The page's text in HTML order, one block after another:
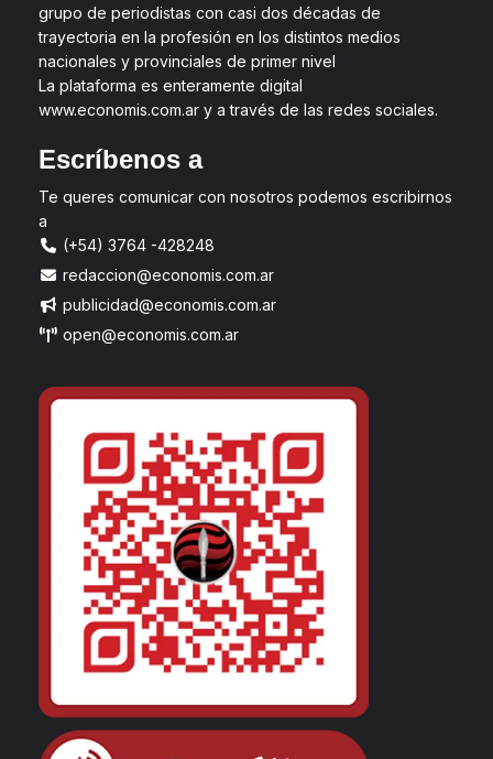
grupo de periodistas con casi dos décadas de
trayectoria en la profesión en los distintos medios
nacionales y provinciales de primer nivel
La plataforma es enteramente digital
www.economis.com.ar y a través de las redes sociales.
Escríbenos a
Te queres comunicar con nosotros podemos escribirnos
a
(+54) 3764 -428248
redaccion@economis.com.ar
publicidad@economis.com.ar
open@economis.com.ar